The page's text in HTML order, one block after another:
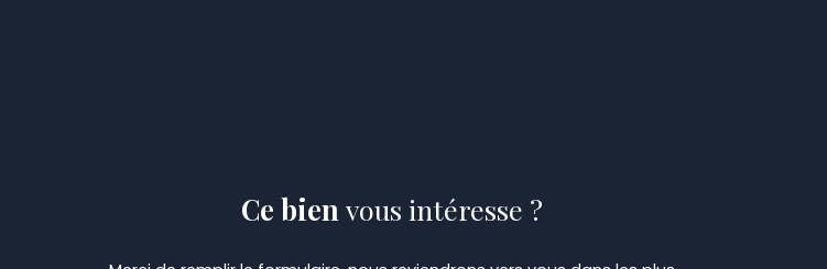
Ce bien vous intéresse ?